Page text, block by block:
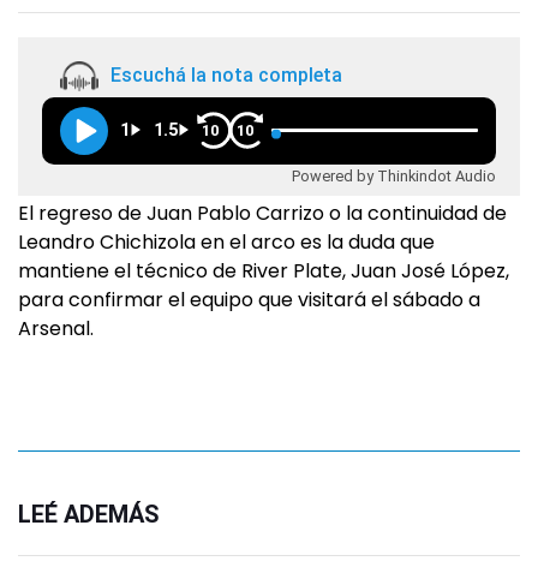
Escuchá la nota completa
1 1.5 10 10
Powered by Thinkindot Audio
El regreso de Juan Pablo Carrizo o la continuidad de
Leandro Chichizola en el arco es la duda que
mantiene el técnico de River Plate, Juan José López,
para confirmar el equipo que visitará el sábado a
Arsenal.
LEÉ ADEMÁS